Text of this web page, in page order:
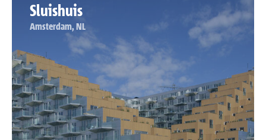
Sluishuis
Amsterdam, NL